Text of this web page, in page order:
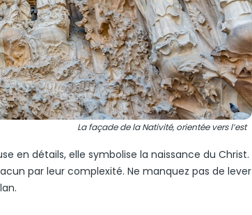
La façade de la Nativité, orientée vers l’est
en détails, elle symbolise la naissance du Christ.
par leur complexité. Ne manquez pas de lever